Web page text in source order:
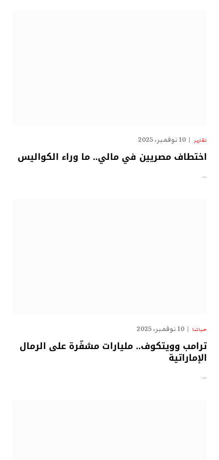
تقارير 10 نوفمبر، 2025
اختطاف مصريين في مالي.. ما وراء الكواليس
…
حياتنا 10 نوفمبر، 2025
ترامب وويتكوف.. مليارات مشفّرة على الرمال
الإماراتية
…